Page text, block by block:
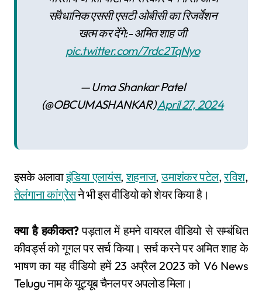
संवैधानिक एससी एसटी ओबीसी का रिजर्वेशन
खत्म कर देंगे:- अमित शाह जी
pic.twitter.com/7rdc2TqNyo
— Uma Shankar Patel
(@OBCUMASHANKAR)April 27, 2024
इसके अलावाइंडिया एलायंस,शहनाज,उमाशंकर पटेल,रविश,
तेलंगाना कांग्रेसने भी इस वीडियो को शेयर किया है।
क्या है हकीकत?पड़ताल में हमने वायरल वीडियो से सम्बंधित
कीवर्ड्स को गूगल पर सर्च किया। सर्च करने पर अमित शाह के
भाषण का यह वीडियो हमें 23 अप्रैल 2023 को V6 News
Telugu नाम के यूट्यूब चैनल पर अपलोड मिला।